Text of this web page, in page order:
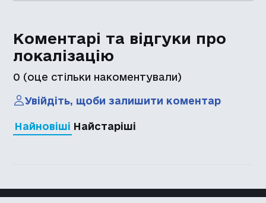
Коментарі та відгуки про
локалізацію
0 (оце стільки накоментували)
Увійдіть, щоби залишити коментар
Найновіші Найстаріші